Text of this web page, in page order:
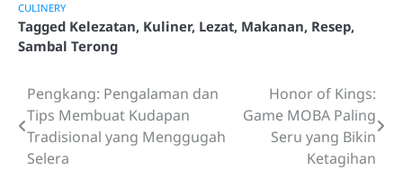
CULINERY
Tagged Kelezatan, Kuliner, Lezat, Makanan, Resep,
Sambal Terong
Post
navigation
Pengkang: Pengalaman dan
Tips Membuat Kudapan
Tradisional yang Menggugah
Selera
Honor of Kings:
Game MOBA Paling
Seru yang Bikin
Ketagihan